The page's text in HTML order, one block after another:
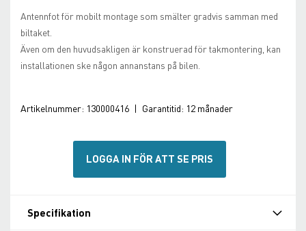
Antennfot för mobilt montage som smälter gradvis samman med
biltaket.
Även om den huvudsakligen är konstruerad för takmontering, kan
installationen ske någon annanstans på bilen.
Artikelnummer: 130000416 | Garantitid: 12 månader
LOGGA IN FÖR ATT SE PRIS
gallery
images
gallery
Specifikation